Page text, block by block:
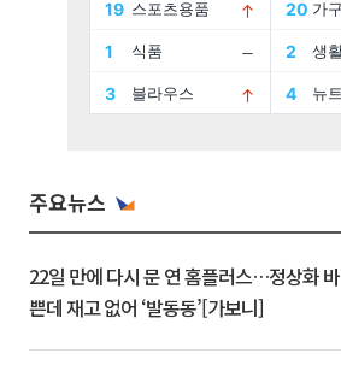
주요뉴스
22일 만에 다시 문 연 홈플러스…정상화 바
쁜데 재고 없어 ‘발동동’[가보니]